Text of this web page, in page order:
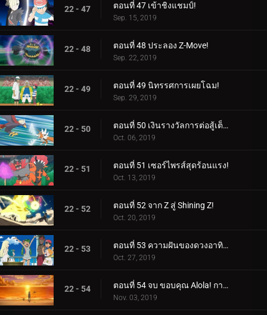
22 - 47 ตอนที่ 47 เข้าชิงแชมป์!
Sep. 15, 2019
22 - 48 ตอนที่ 48 ประลอง Z-Move!
Sep. 22, 2019
22 - 49 ตอนที่ 49 นิทรรศการเผยโฉม!
Sep. 29, 2019
22 - 50 ตอนที่ 50 เงินรางวัลการต่อสู้เต็มรูปแบบ!
Oct. 06, 2019
22 - 51 ตอนที่ 51 เซอร์ไพรส์สุดร้อนแรง!
Oct. 13, 2019
22 - 52 ตอนที่ 52 จาก Z สู่ Shining Z!
Oct. 20, 2019
22 - 53 ตอนที่ 53 ความฝันของดวงอาทิตย์และดวงจันทร์!
Oct. 27, 2019
22 - 54 ตอนที่ 54 จบ ขอบคุณ Alola! การเดินทางดำเนินต่อไป!
Nov. 03, 2019